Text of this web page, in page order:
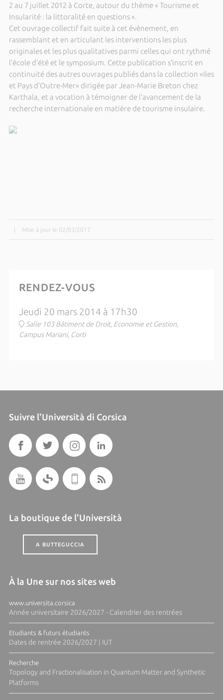
2 au 7 juillet 2012 à Corte, autour du thème « Tourisme et
Insularité : la littoralité en questions ».
Cet ouvrage collectif fait suite à cet évènement, en
rassemblant et en articulant les interventions les plus
originales et les plus qualitatives parmi celles qui ont rythmé
l’école d’été et le symposium. Cette publication s’inscrit en
continuité des autres ouvrages publiés dans la collection «Iles
et Pays d’Outre-Mer» dirigée par Jean-Marie Breton chez
Karthala, et a vocation à témoigner de l’avancement de la
recherche internationale en matière de tourisme insulaire.
Mise à jour le 02/03/2017
RENDEZ-VOUS
Jeudi 20 mars 2014 à 17h30
Salle 103 Bâtiment de Droit, Economie et Gestion,
Campus Mariani, Corti
Suivre l'Università di Corsica
La boutique de l'Università
A BUTTEGUCCIA
À la Une sur nos sites web
www.universita.corsica
Année universitaire 2026/2027 - Calendrier des rentrées
Etudiants & futurs étudiants
Dates de rentrée 2026/2027 | IUT
Recherche
Topology and Fractionalisation in Quantum Matter and Synthetic
Platforms